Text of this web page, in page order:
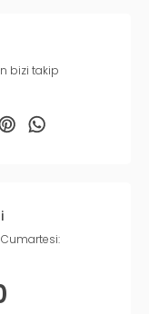
bizi takip